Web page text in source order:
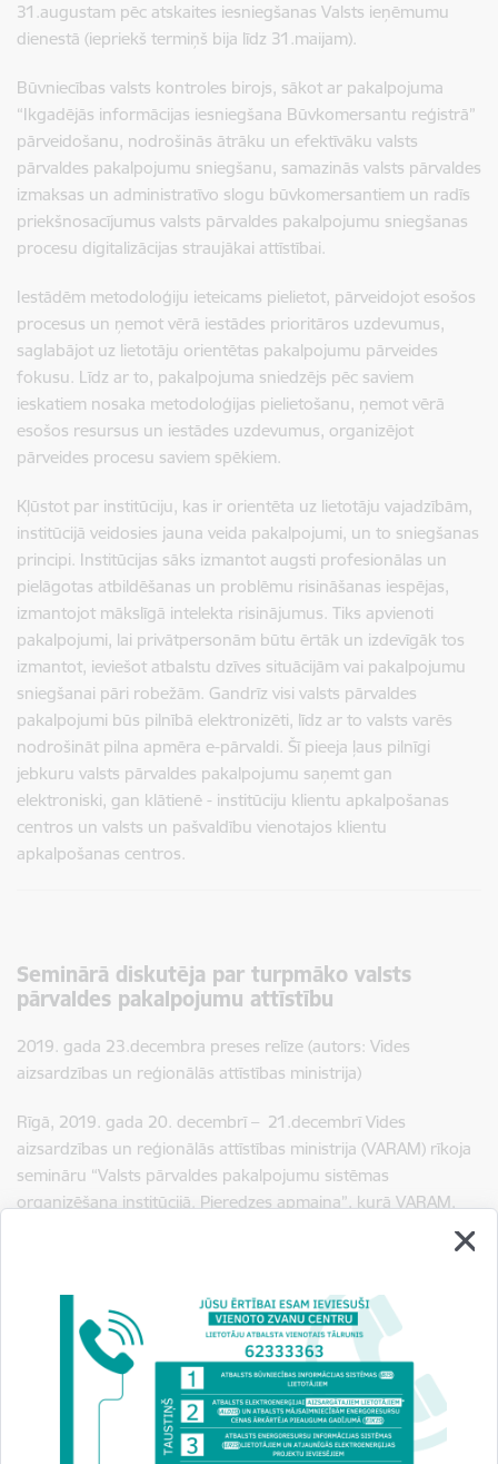
31.augustam pēc atskaites iesniegšanas Valsts ieņēmumu
dienestā (iepriekš termiņš bija līdz 31.maijam).
Būvniecības valsts kontroles birojs, sākot ar pakalpojuma
“Ikgadējās informācijas iesniegšana Būvkomersantu reģistrā”
pārveidošanu, nodrošinās ātrāku un efektīvāku valsts
pārvaldes pakalpojumu sniegšanu, samazinās valsts pārvaldes
izmaksas un administratīvo slogu būvkomersantiem un radīs
priekšnosacījumus valsts pārvaldes pakalpojumu sniegšanas
procesu digitalizācijas straujākai attīstībai.
Iestādēm metodoloģiju ieteicams pielietot, pārveidojot esošos
procesus un ņemot vērā iestādes prioritāros uzdevumus,
saglabājot uz lietotāju orientētas pakalpojumu pārveides
fokusu. Līdz ar to, pakalpojuma sniedzējs pēc saviem
ieskatiem nosaka metodoloģijas pielietošanu, ņemot vērā
esošos resursus un iestādes uzdevumus, organizējot
pārveides procesu saviem spēkiem.
Kļūstot par institūciju, kas ir orientēta uz lietotāju vajadzībām,
institūcijā veidosies jauna veida pakalpojumi, un to sniegšanas
principi. Institūcijas sāks izmantot augsti profesionālas un
pielāgotas atbildēšanas un problēmu risināšanas iespējas,
izmantojot mākslīgā intelekta risinājumus. Tiks apvienoti
pakalpojumi, lai privātpersonām būtu ērtāk un izdevīgāk tos
izmantot, ieviešot atbalstu dzīves situācijām vai pakalpojumu
sniegšanai pāri robežām. Gandrīz visi valsts pārvaldes
pakalpojumi būs pilnībā elektronizēti, līdz ar to valsts varēs
nodrošināt pilna apmēra e-pārvaldi. Šī pieeja ļaus pilnīgi
jebkuru valsts pārvaldes pakalpojumu saņemt gan
elektroniski, gan klātienē - institūciju klientu apkalpošanas
centros un valsts un pašvaldību vienotajos klientu
apkalpošanas centros.
Seminārā diskutēja par turpmāko valsts
pārvaldes pakalpojumu attīstību
2019. gada 23.decembra preses relīze (autors: Vides
aizsardzības un reģionālās attīstības ministrija)
Rīgā, 2019. gada 20. decembrī – 21.decembrī Vides
aizsardzības un reģionālās attīstības ministrija (VARAM) rīkoja
semināru “Valsts pārvaldes pakalpojumu sistēmas
organizēšana institūcijā. Pieredzes apmaiņa”, kurā VARAM,
administrācijas skola (VAS) sniedza informāciju par pašreizējo
uzskaitē, kā arī par turpmākajiem plāniem un attīstību
pakalpojumu un klientu apkalpošanas centru jomā.
Uzrunu teica VARAM valsts sekretāra vietnieks informācijas un
komunikācijas tehnoloģiju jautājumos Āris Dzērvāns,
uzsverot, ka digitālo un proaktīvo pakalpojumu attīstība ir